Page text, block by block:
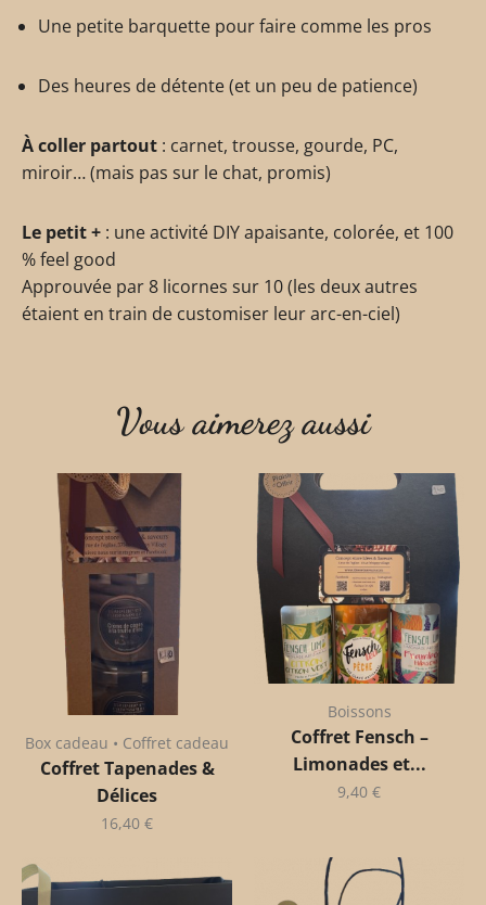
Une petite barquette pour faire comme les pros
Des heures de détente (et un peu de patience)
À coller partout : carnet, trousse, gourde, PC,
miroir… (mais pas sur le chat, promis)
Le petit + : une activité DIY apaisante, colorée, et 100
% feel good
Approuvée par 8 licornes sur 10 (les deux autres
étaient en train de customiser leur arc-en-ciel)
Vous aimerez aussi
Box cadeau • Coffret cadeau
Coffret Tapenades &
Délices
16,40 €
Boissons
Coffret Fensch –
Limonades et...
9,40 €